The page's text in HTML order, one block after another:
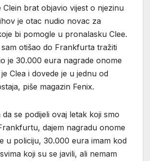
Clein brat objavio vijest o njezinu
je otac nudio novac za
bi pomogle u pronalasku Clee.
otišao do Frankfurta tražiti
je 30.000 eura nagrade onome
Clea i dovede je u jednu od
piše magazin Fenix.
da se podijeli ovaj letak koji smo
dajem nagradu onome
u policiju, 30.000 eura imam kod
koji su se javili, ali nemam